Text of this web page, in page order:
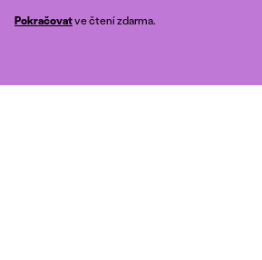
Pokračovatve čtení zdarma.